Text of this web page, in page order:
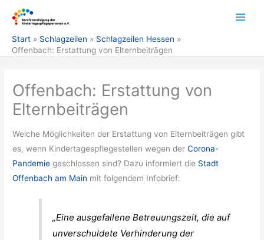
Inhalt
springen
Start Schlagzeilen
Schlagzeilen Hessen
Offenbach: Erstattung von Elternbeiträgen
Offenbach: Erstattung von
Elternbeiträgen
Welche Möglichkeiten der Erstattung von Elternbeiträgen gibt
es, wenn Kindertagespflegestellen wegen derCorona-
Pandemie geschlossen sind? Dazu informiert die Stadt
Offenbach am Main mit folgendem Infobrief:
„Eine ausgefallene Betreuungszeit, die auf
unverschuldete Verhinderung der